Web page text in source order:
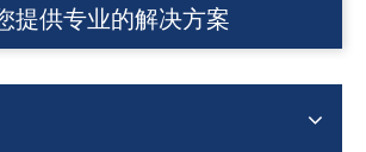
提供专业的解决方案